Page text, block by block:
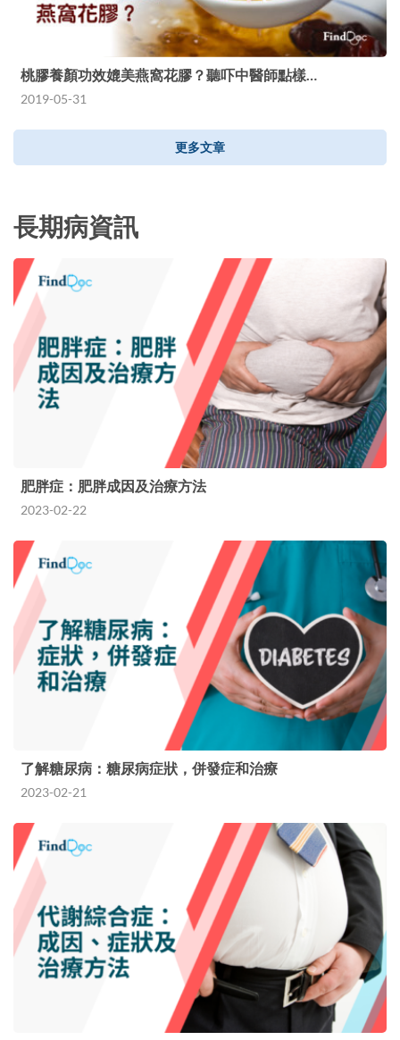
桃膠養顏功效媲美燕窩花膠？聽吓中醫師點樣…
2019-05-31
更多文章
長期病資訊
肥胖症：肥胖成因及治療方法
2023-02-22
了解糖尿病：糖尿病症狀，併發症和治療
2023-02-21